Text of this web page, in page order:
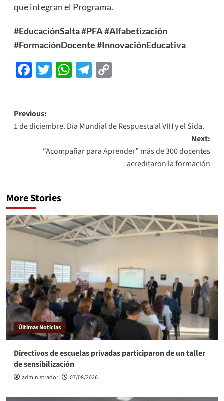
que integran el Programa.
#EducaciónSalta#PFA#Alfabetización
#FormaciónDocente#InnovaciónEducativa
Facebook
Twitter
WhatsApp
Telegram
Copy
Previous:
1 de diciembre. Día Mundial de Respuesta al VIH y el Sida.
Next:
“Acompañar para Aprender” más de 300 docentes
acreditaron la formación
More Stories
Últimas Noticias
Directivos de escuelas privadas participaron de un taller
de sensibilización
administrador 07/08/2026